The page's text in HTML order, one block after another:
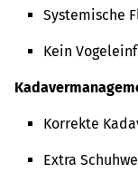
Systemische
Kein
Korrekte
Extra